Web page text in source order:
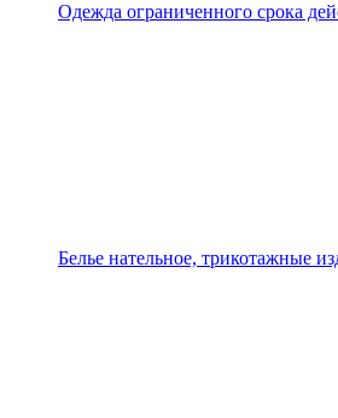
Одежда ограниченного срока
Белье нательное, трикотажные